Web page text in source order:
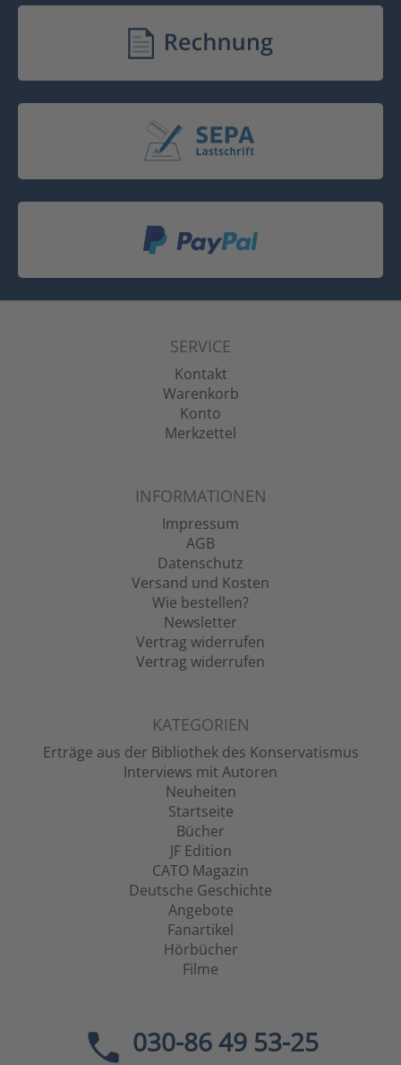
SERVICE
Kontakt
Warenkorb
Konto
Merkzettel
INFORMATIONEN
Impressum
AGB
Datenschutz
Versand und Kosten
Wie bestellen?
Newsletter
Vertrag widerrufen
Vertrag widerrufen
KATEGORIEN
Erträge aus der Bibliothek des Konservatismus
Interviews mit Autoren
Neuheiten
Startseite
Bücher
JF Edition
CATO Magazin
Deutsche Geschichte
Angebote
Fanartikel
Hörbücher
Filme
030-86 49 53-25